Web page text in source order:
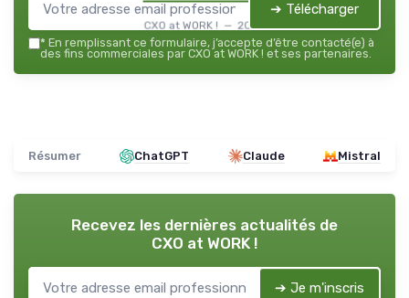
CXO at WORK ! — 2026
➔ Télécharger
* En remplissant ce formulaire, j’accepte d’être contacté(e) à
des fins commerciales par CXO at WORK ! et ses partenaires.
Résumer ChatGPT Claude Mistral
Recevez les dernières actualités de
CXO at WORK !
➔ Je m'inscris